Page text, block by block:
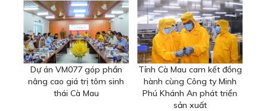
Dự án VM077 góp phần
nâng cao giá trị tôm sinh
thái Cà Mau
Tỉnh Cà Mau cam kết đồng
hành cùng Công ty Minh
Phú Khánh An phát triển
sản xuất